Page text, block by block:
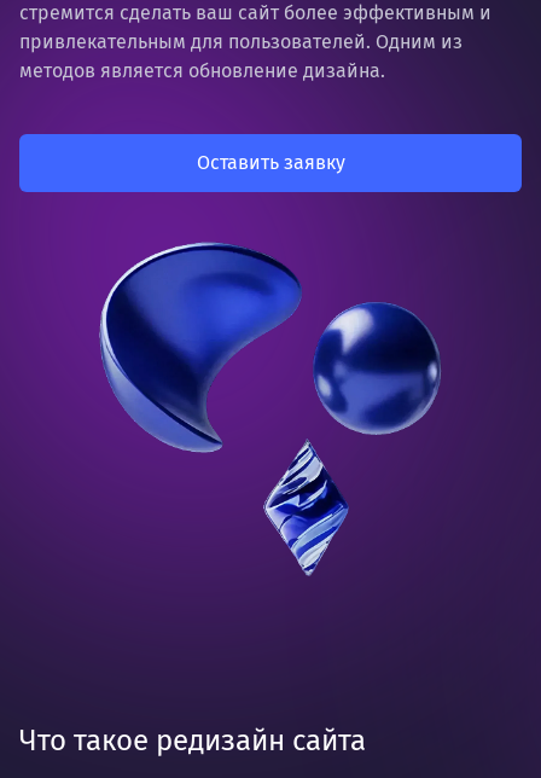
стремится сделать ваш сайт более эффективным и
привлекательным для пользователей. Одним из
методов является обновление дизайна.
Оставить заявку
Что такое редизайн сайта